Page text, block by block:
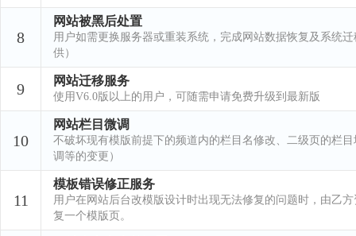
8
网站被黑后处置
用户如需更换服务器或重装系统，完成网站数据恢复及系统
供）
9 网站迁移服务
使用V6.0版以上的用户，可随需申请免费升级到最新版
10
网站栏目微调
不破坏现有模版前提下的频道内的栏目名修改、二级页的栏
调等的变更）
11
模板错误修正服务
用户在网站后台改模版设计时出现无法修复的问题时，由乙
复一个模版页。